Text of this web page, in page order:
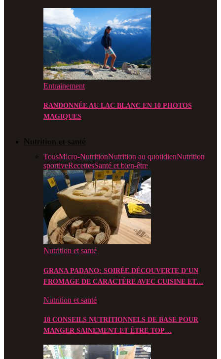
Entrainement
RANDONNÉE AU LAC BLANC EN 10 PHOTOS
MAGIQUES
Nutrition et santé
TousMicro-NutritionNutrition au quotidienNutrition
sportiveRecettesSanté et bien-être
Nutrition et santé
GRANA PADANO: SOIRÉE DÉCOUVERTE D’UN
FROMAGE DE CARACTÈRE AVEC CUISINE ET…
Nutrition et santé
18 CONSEILS NUTRITIONNELS DE BASE POUR
MANGER SAINEMENT ET ÊTRE TOP…